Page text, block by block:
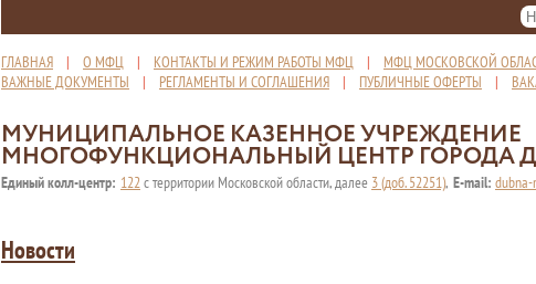
ГЛАВНАЯ | О МФЦ | КОНТАКТЫ И РЕЖИМ РАБОТЫ МФЦ | МФЦ МОСКОВСКОЙ
ВАЖНЫЕ ДОКУМЕНТЫ | РЕГЛАМЕНТЫ И СОГЛАШЕНИЯ | ПУБЛИЧНЫЕ ОФЕРТЫ |
МУНИЦИПАЛЬНОЕ КАЗЕННОЕ УЧРЕЖДЕНИЕ
МНОГОФУНКЦИОНАЛЬНЫЙ ЦЕНТР ГОРОДА
Единый колл-центр: 122с территории Московской области, далее 3 (доб. 52251), E-mail:
Новости